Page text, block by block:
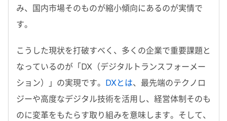
み、国内市場そのものが縮小傾向にあるのが実情で
す。
こうした現状を打破すべく、多くの企業で重要課題と
なっているのが「DX（デジタルトランスフォーメー
ション）」の実現です。 DXとは、最先端のテクノロ
ジーや高度なデジタル技術を活用し、経営体制そのも
のに変革をもたらす取り組みを意味します。そして、